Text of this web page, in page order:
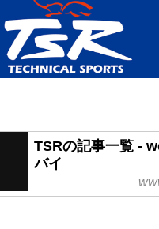
TSRの記事一覧 -
バイ